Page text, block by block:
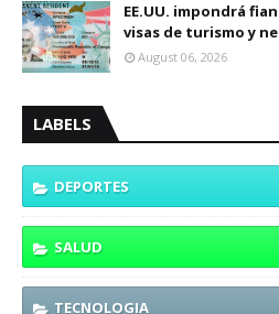
EE.UU. impondrá
visas de turismo y
August 06, 2026
LABELS
DEPORTES
SALUD
TECNOLOGIA